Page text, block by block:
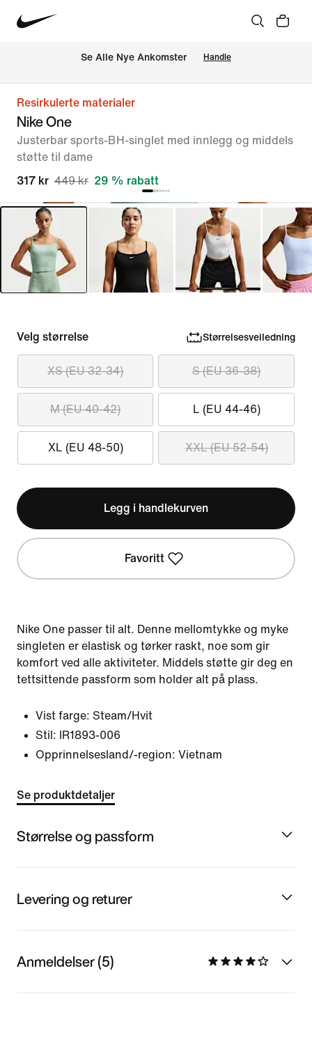
Se Alle Nye Ankomster Handle
Resirkulerte materialer
Nike One
Justerbar sports-BH-singlet med innlegg og middels
støtte til dame
317 kr 449 kr 29 % rabatt
Velg størrelse Størrelsesveiledning
XS (EU 32-34) S (EU 36-38)
M (EU 40-42) L (EU 44-46)
XL (EU 48-50) XXL (EU 52-54)
Legg i handlekurven
Favoritt
Nike One passer til alt. Denne mellomtykke og myke
singleten er elastisk og tørker raskt, noe som gir
komfort ved alle aktiviteter. Middels støtte gir deg en
tettsittende passform som holder alt på plass.
Vist farge: Steam/Hvit
Stil:
IR1893-006
Opprinnelsesland/-region: Vietnam
Se produktdetaljer
Størrelse og passform
Levering og returer
Anmeldelser (5)